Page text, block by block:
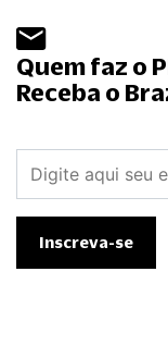
Quem faz o
Receba o